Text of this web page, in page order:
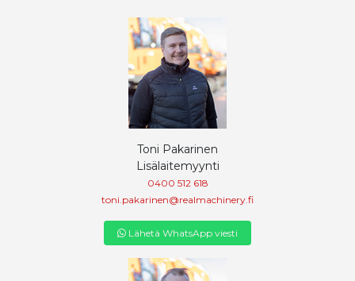
Toni Pakarinen
Lisälaitemyynti
0400 512 618
toni.pakarinen@realmachinery.fi
Lähetä WhatsApp viesti